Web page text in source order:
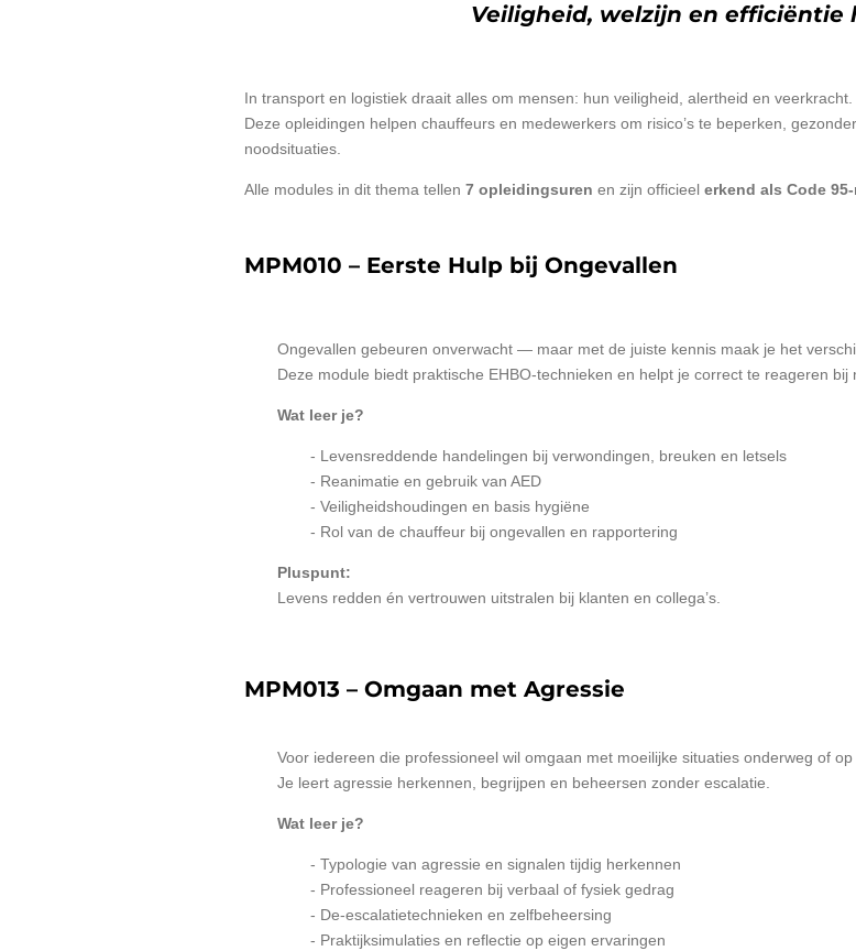
Veiligheid, welzijn en efficiëntie
In transport en logistiek draait alles om mensen: hun veiligheid, alertheid en veerkracht.
Deze opleidingen helpen chauffeurs en medewerkers om risico’s te beperken,
noodsituaties.
Alle modules in dit thema tellen 7 opleidingsuren en zijn officieel erkend als Code
MPM010 – Eerste Hulp bij Ongevallen
Ongevallen gebeuren onverwacht — maar met de juiste kennis maak je het
Deze module biedt praktische EHBO-technieken en helpt je correct te reageren bij
Wat leer je?
- Levensreddende handelingen bij verwondingen, breuken en letsels
- Reanimatie en gebruik van AED
- Veiligheidshoudingen en basis hygiëne
- Rol van de chauffeur bij ongevallen en rapportering
Pluspunt:
Levens redden én vertrouwen uitstralen bij klanten en collega’s
MPM013 – Omgaan met Agressie
Voor iedereen die professioneel wil omgaan met moeilijke situaties onderweg of op
Je leert agressie herkennen, begrijpen en beheersen zonder escalatie.
Wat leer je?
- Typologie van agressie en signalen tijdig herkennen
- Professioneel reageren bij verbaal of fysiek gedrag
- De-escalatietechnieken en zelfbeheersing
- Praktijksimulaties en reflectie op eigen ervaringen